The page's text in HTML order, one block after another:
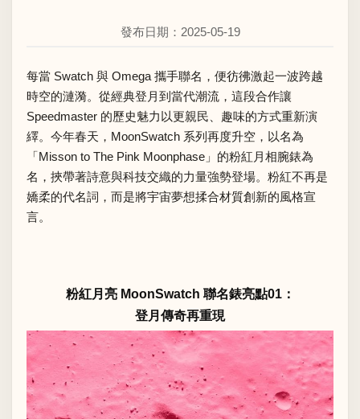
發布日期：2025-05-19
每當 Swatch 與 Omega 攜手聯名，便彷彿激起一波跨越
時空的漣漪。從經典登月到當代潮流，這段合作讓
Speedmaster 的歷史魅力以更親民、趣味的方式重新演
繹。今年春天，MoonSwatch 系列再度升空，以名為
「Misson to The Pink Moonphase」的粉紅月相腕錶為
名，挾帶著詩意與科技交織的力量強勢登場。粉紅不再是
嬌柔的代名詞，而是將宇宙夢想揉合材質創新的風格宣
言。
粉紅月亮 MoonSwatch 聯名錶亮點01：
登月傳奇再重現